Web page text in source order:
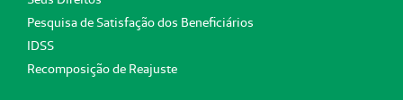
Pesquisa de Satisfação dos Beneficiários
IDSS
Recomposição de Reajuste